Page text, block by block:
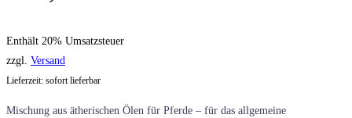
Enthält 20% Umsatzsteuer
zzgl. Versand
Lieferzeit: sofort lieferbar
Mischung aus ätherischen Ölen für Pferde – für das allgemeine